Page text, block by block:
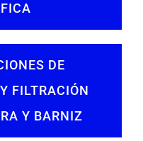
DE
FILTRACIÓN
Y BARNIZ